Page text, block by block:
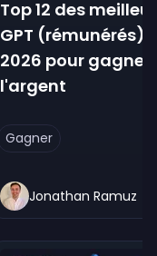
Top 12 des
GPT (rémunérés)
2026 pour gagner
l'argent
Gagner
Jonathan Ramuz